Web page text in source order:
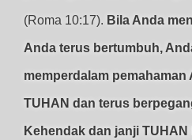
(Roma 10:17). Bila Anda
Anda terus bertumbuh,
memperdalam
TUHAN dan terus
Kehendak dan janji